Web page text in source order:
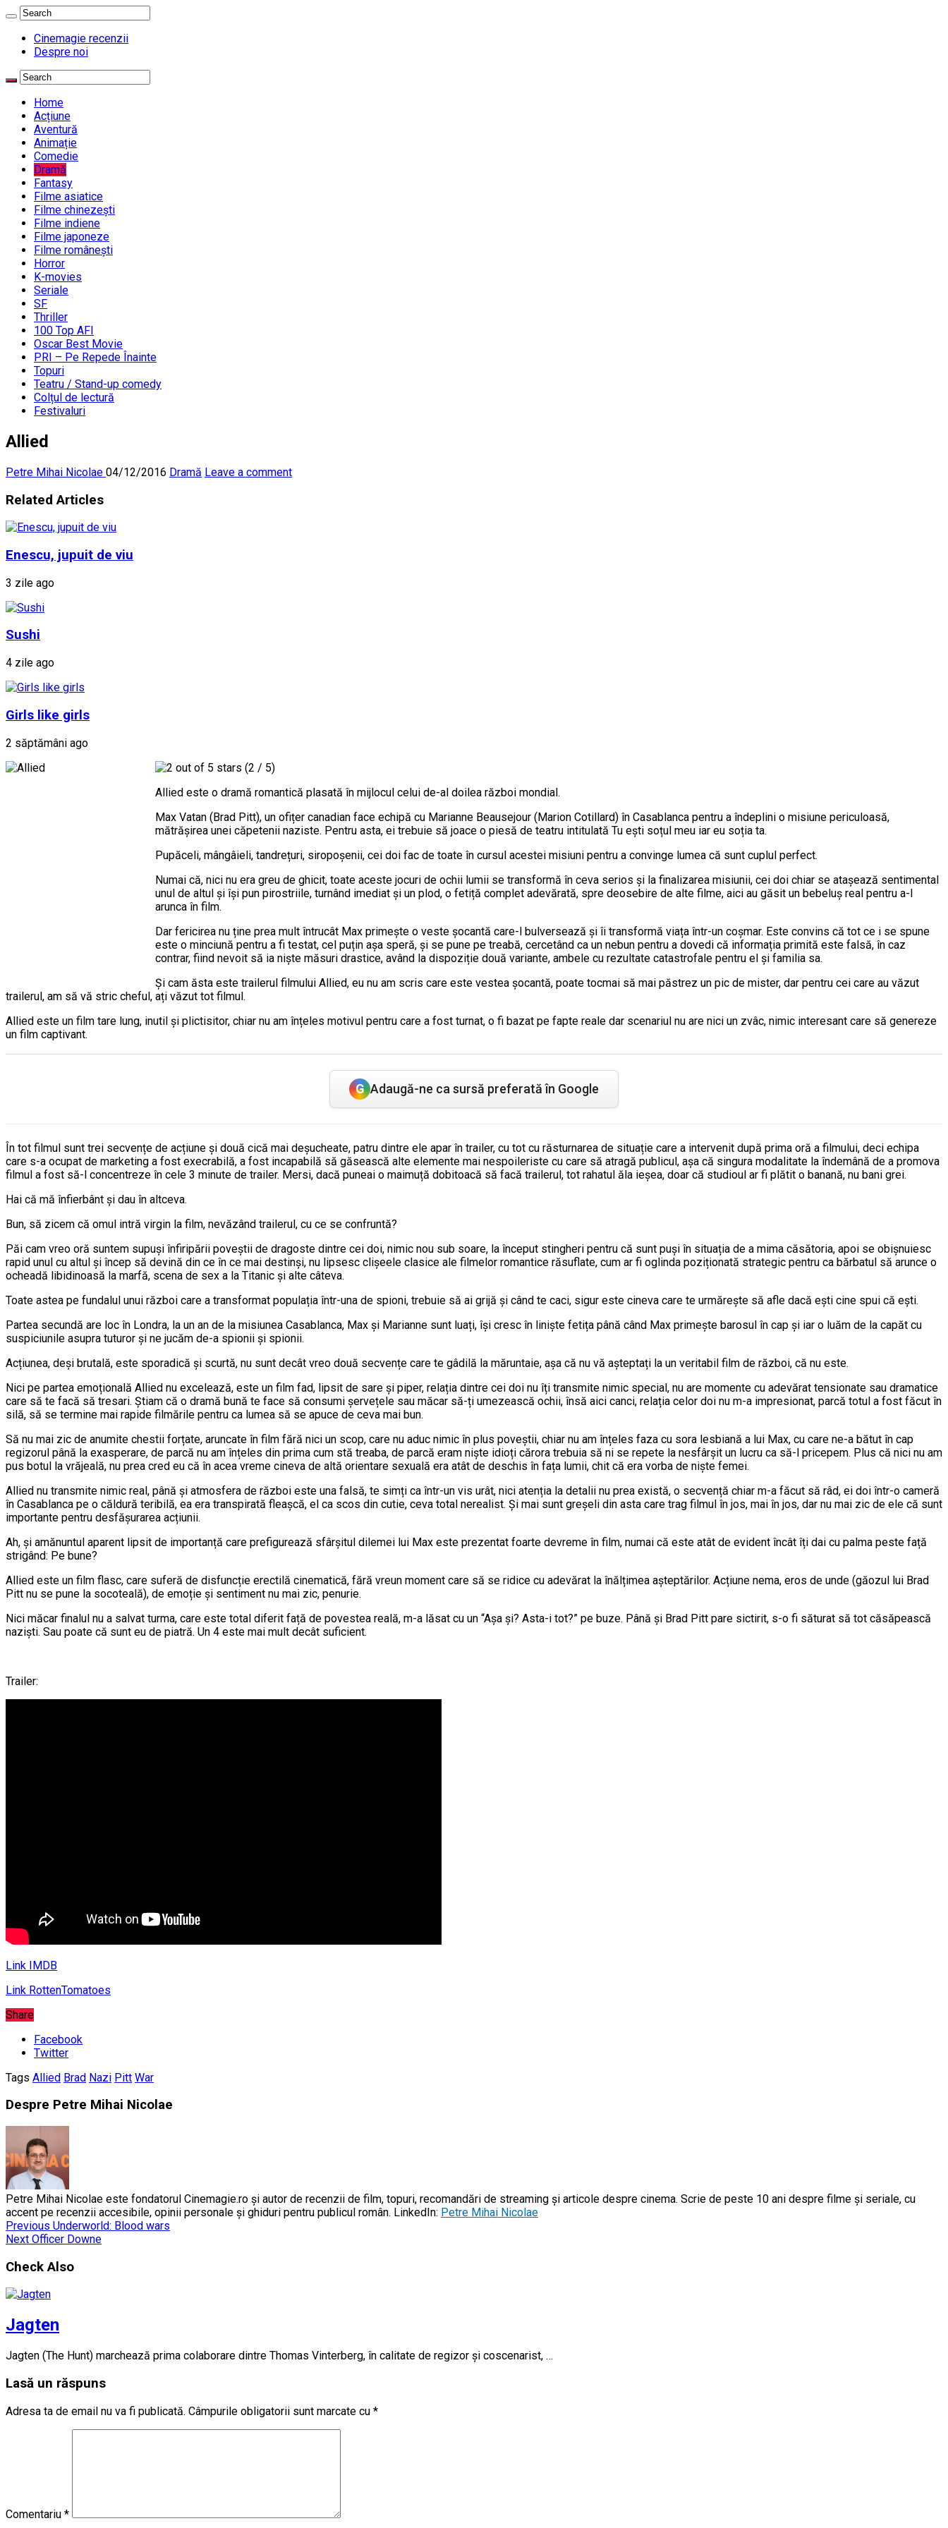
Cinemagie recenzii
Despre noi
Home
Acțiune
Aventură
Animație
Comedie
Dramă
Fantasy
Filme asiatice
Filme chinezești
Filme indiene
Filme japoneze
Filme românești
Horror
K-movies
Seriale
SF
Thriller
100 Top AFI
Oscar Best Movie
PRI – Pe Repede Înainte
Topuri
Teatru / Stand-up comedy
Colțul de lectură
Festivaluri
Allied
Petre Mihai Nicolae 04/12/2016 Dramă Leave a comment
Related Articles
Enescu, jupuit de viu
3 zile ago
Sushi
4 zile ago
Girls like girls
2 săptămâni ago
(2 / 5)
Allied este o dramă romantică plasată în mijlocul celui de-al doilea război mondial.
Max Vatan (Brad Pitt), un ofițer canadian face echipă cu Marianne Beausejour (Marion Cotillard) în Casablanca pentru a îndeplini o misiune periculoasă,
mătrășirea unei căpetenii naziste. Pentru asta, ei trebuie să joace o piesă de teatru intitulată Tu ești soțul meu iar eu soția ta.
Pupăceli, mângâieli, tandrețuri, siropoșenii, cei doi fac de toate în cursul acestei misiuni pentru a convinge lumea că sunt cuplul perfect.
Numai că, nici nu era greu de ghicit, toate aceste jocuri de ochii lumii se transformă în ceva serios și la finalizarea misiunii, cei doi chiar se atașează sentimental
unul de altul și își pun pirostriile, turnând imediat și un plod, o fetiță complet adevărată, spre deosebire de alte filme, aici au găsit un bebeluș real pentru a-l
arunca în film.
Dar fericirea nu ține prea mult întrucât Max primește o veste șocantă care-l bulversează și îi transformă viața într-un coșmar. Este convins că tot ce i se spune
este o minciună pentru a fi testat, cel puțin așa speră, și se pune pe treabă, cercetând ca un nebun pentru a dovedi că informația primită este falsă, în caz
contrar, fiind nevoit să ia niște măsuri drastice, având la dispoziție două variante, ambele cu rezultate catastrofale pentru el și familia sa.
Și cam ăsta este trailerul filmului Allied, eu nu am scris care este vestea șocantă, poate tocmai să mai păstrez un pic de mister, dar pentru cei care au văzut
trailerul, am să vă stric cheful, ați văzut tot filmul.
Allied este un film tare lung, inutil și plictisitor, chiar nu am înțeles motivul pentru care a fost turnat, o fi bazat pe fapte reale dar scenariul nu are nici un zvâc, nimic interesant care să genereze
un film captivant.
G Adaugă-ne ca sursă preferată în Google
În tot filmul sunt trei secvențe de acțiune și două cică mai deșucheate, patru dintre ele apar în trailer, cu tot cu răsturnarea de situație care a intervenit după prima oră a filmului, deci echipa
care s-a ocupat de marketing a fost execrabilă, a fost incapabilă să găsească alte elemente mai nespoileriste cu care să atragă publicul, așa că singura modalitate la îndemână de a promova
filmul a fost să-l concentreze în cele 3 minute de trailer. Mersi, dacă puneai o maimuță dobitoacă să facă trailerul, tot rahatul ăla ieșea, doar că studioul ar fi plătit o banană, nu bani grei.
Hai că mă înfierbânt și dau în altceva.
Bun, să zicem că omul intră virgin la film, nevăzând trailerul, cu ce se confruntă?
Păi cam vreo oră suntem supuși înfiripării poveștii de dragoste dintre cei doi, nimic nou sub soare, la început stingheri pentru că sunt puși în situația de a mima căsătoria, apoi se obișnuiesc
rapid unul cu altul și încep să devină din ce în ce mai destinși, nu lipsesc clișeele clasice ale filmelor romantice răsuflate, cum ar fi oglinda poziționată strategic pentru ca bărbatul să arunce o
ocheadă libidinoasă la marfă, scena de sex a la Titanic și alte câteva.
Toate astea pe fundalul unui război care a transformat populația într-una de spioni, trebuie să ai grijă și când te caci, sigur este cineva care te urmărește să afle dacă ești cine spui că ești.
Partea secundă are loc în Londra, la un an de la misiunea Casablanca, Max și Marianne sunt luați, își cresc în liniște fetița până când Max primește barosul în cap și iar o luăm de la capăt cu
suspiciunile asupra tuturor și ne jucăm de-a spionii și spionii.
Acțiunea, deși brutală, este sporadică și scurtă, nu sunt decât vreo două secvențe care te gâdilă la măruntaie, așa că nu vă așteptați la un veritabil film de război, că nu este.
Nici pe partea emoțională Allied nu excelează, este un film fad, lipsit de sare și piper, relația dintre cei doi nu îți transmite nimic special, nu are momente cu adevărat tensionate sau dramatice
care să te facă să tresari. Știam că o dramă bună te face să consumi șervețele sau măcar să-ți umezească ochii, însă aici canci, relația celor doi nu m-a impresionat, parcă totul a fost făcut în
silă, să se termine mai rapide filmările pentru ca lumea să se apuce de ceva mai bun.
Să nu mai zic de anumite chestii forțate, aruncate în film fără nici un scop, care nu aduc nimic în plus poveștii, chiar nu am înțeles faza cu sora lesbiană a lui Max, cu care ne-a bătut în cap
regizorul până la exasperare, de parcă nu am înțeles din prima cum stă treaba, de parcă eram niște idioți cărora trebuia să ni se repete la nesfârșit un lucru ca să-l pricepem. Plus că nici nu am
pus botul la vrăjeală, nu prea cred eu că în acea vreme cineva de altă orientare sexuală era atât de deschis în fața lumii, chit că era vorba de niște femei.
Allied nu transmite nimic real, până și atmosfera de război este una falsă, te simți ca într-un vis urât, nici atenția la detalii nu prea există, o secvență chiar m-a făcut să râd, ei doi într-o cameră
în Casablanca pe o căldură teribilă, ea era transpirată fleașcă, el ca scos din cutie, ceva total nerealist. Și mai sunt greșeli din asta care trag filmul în jos, mai în jos, dar nu mai zic de ele că sunt
importante pentru desfășurarea acțiunii.
Ah, și amănuntul aparent lipsit de importanță care prefigurează sfârșitul dilemei lui Max este prezentat foarte devreme în film, numai că este atât de evident încât îți dai cu palma peste față
strigând: Pe bune?
Allied este un film flasc, care suferă de disfuncție erectilă cinematică, fără vreun moment care să se ridice cu adevărat la înălțimea așteptărilor. Acțiune nema, eros de unde (găozul lui Brad
Pitt nu se pune la socoteală), de emoție și sentiment nu mai zic, penurie.
Nici măcar finalul nu a salvat turma, care este total diferit față de povestea reală, m-a lăsat cu un “Așa și? Asta-i tot?” pe buze. Până și Brad Pitt pare sictirit, s-o fi săturat să tot căsăpească
naziști. Sau poate că sunt eu de piatră. Un 4 este mai mult decât suficient.
Trailer:
Link IMDB
Link RottenTomatoes
Share
Facebook
Twitter
Tags Allied Brad Nazi Pitt War
Despre Petre Mihai Nicolae
Petre Mihai Nicolae este fondatorul Cinemagie.ro și autor de recenzii de film, topuri, recomandări de streaming și articole despre cinema. Scrie de peste 10 ani despre filme și seriale, cu
accent pe recenzii accesibile, opinii personale și ghiduri pentru publicul român. LinkedIn: Petre Mihai Nicolae
Previous Underworld: Blood wars
Next Officer Downe
Check Also
Jagten
Jagten (The Hunt) marchează prima colaborare dintre Thomas Vinterberg, în calitate de regizor și coscenarist, …
Lasă un răspuns
Adresa ta de email nu va fi publicată. Câmpurile obligatorii sunt marcate cu *
Comentariu *